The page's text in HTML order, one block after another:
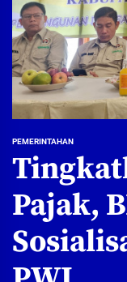
PEMERINTAHAN
Pajak,